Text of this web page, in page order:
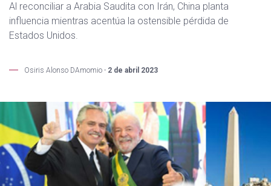
Al reconciliar a Arabia Saudita con Irán, China planta
influencia mientras acentúa la ostensible pérdida de
Estados Unidos.
Osiris Alonso DAmomio - 2 de abril 2023